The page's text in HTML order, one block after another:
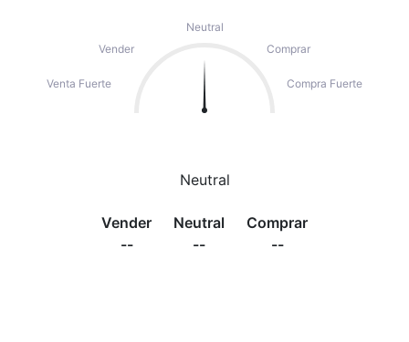
Neutral
Vender
Comprar
Venta Fuerte Compra Fuerte
Neutral
Vender
--
Neutral
--
Comprar
--